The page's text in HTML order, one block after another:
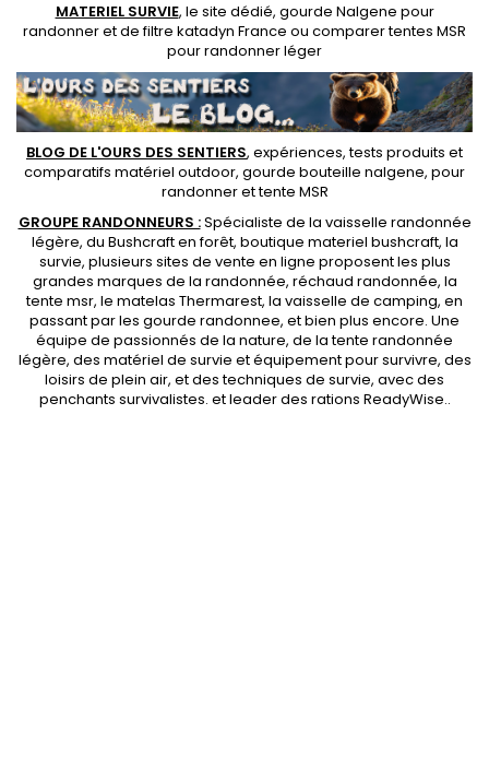
MATERIEL SURVIE, le site dédié, gourde Nalgene pour
randonneret defiltre katadyn France ou comparer tentes MSR
pour randonner léger
BLOG DE L'OURS DES SENTIERS, expériences, tests produits et
comparatifs matériel outdoor, gourde bouteille nalgene, pour
randonner ettente MSR
GROUPE RANDONNEURS :Spécialiste de la vaisselle randonnée
légère, du Bushcraft en forêt, boutique materiel bushcraft, la
survie, plusieurs sites de vente en ligne proposent les plus
grandes marques de la randonnée, réchaud randonnée, la
tente msr, le matelas Thermarest, la vaisselle de camping, en
passant par les gourde randonnee, et bien plus encore. Une
équipe de passionnés de la nature, de latente randonnée
légère, des matériel de survie et équipement pour survivre, des
loisirs de plein air, et des techniques de survie, avec des
penchants survivalistes. et leader des rations ReadyWise..